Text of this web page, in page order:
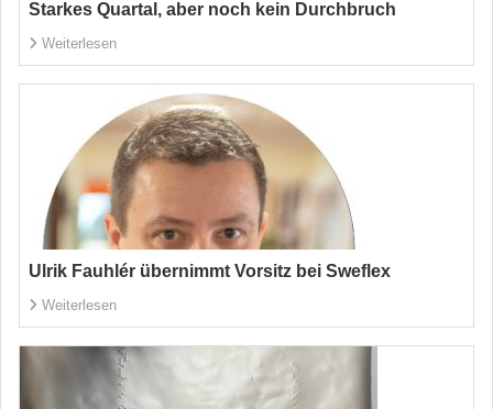
Starkes Quartal, aber noch kein Durchbruch
Weiterlesen
Ulrik Fauhlér übernimmt Vorsitz bei Sweflex
Weiterlesen